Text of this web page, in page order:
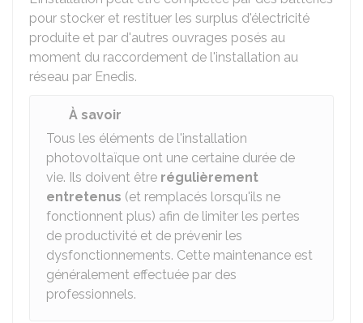
pour stocker et restituer les surplus d'électricité
produite et par d'autres ouvrages posés au
moment du raccordement de l'installation au
réseau par Enedis.
À savoir
Tous les éléments de l'installation
photovoltaïque ont une certaine durée de
vie. Ils doivent être régulièrement
entretenus (et remplacés lorsqu'ils ne
fonctionnent plus) afin de limiter les pertes
de productivité et de prévenir les
dysfonctionnements. Cette maintenance est
généralement effectuée par des
professionnels.